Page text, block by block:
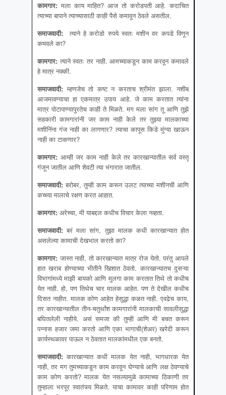
कामगार: मला काय माहित? आज तो करोडपती आहे. कदाचित
त्याच्या बापाने त्याच्यासाठी काही पैसे कमावून ठेवले असतील.
समाजवादी: त्याने हे करोडो रुपये स्वतः मशीन वर कपडे विणून
कमवले का?
कामगार: त्याने स्वतः तर नाही. आमच्याकडून काम करवून कमावले
हे मात्र नक्की.
समाजवादी: म्हणजेच तो कष्ट न करताच श्रीमंत झाला. नशीब
आजमावण्याचा हा एकमात्र उपाय आहे. जे काम करतात त्यांना
मात्र पोटापाण्यापुरतेच काही ते मिळते. मग मला सांग तू आणि तुझे
सहकारी कामगारांनी जर काम नाही केले तर तुझ्या मालकाच्या
मशीनिंना गंज नाही का लागणार? त्याचा कापूस किडे मुंग्या खाऊन
नाही का टाकणार?
कामगार: आम्ही जर काम नाही केले तर कारखान्यातील सर्व वस्तू
गंजून जातील आणि शेवटी त्या भंगारात जातील.
समाजवादी: बरोबर, तुम्ही काम करून उलट त्याच्या मशीनची आणि
कच्च्या मालाचे रक्षण करत आहात.
कामगार: अरेच्चा, मी याबद्दल कधीच विचार केला नव्हता.
समाजवादी: बरं मला सांग, तुझा मालक कधी कारखान्यात होत
असलेल्या कामाची देखभाल करतो का?
कामगार: जास्त नाही, तो कारखान्यात मात्र रोज येतो. परंतु आपले
हात खराब होण्याच्या भीतीने खिशात ठेवतो. कारखान्यातच दुसऱ्या
विभागांमध्ये माझी बायको आणि मुलगा काम करतात तिथे तो कधीच
येत नाही. हो, पण तिथेच चार मालक आहेत. पण ते देखील कधीच
दिसत नाहीत. मालक कोण आहेत हेसुद्धा कळत नाही. एवढेच काय,
तर कारखान्यातील तीन-चतुर्थांश कामगारांनी मालकाची सावलीसुद्धा
बघितलेली नाहीये. असं समजा की तुम्ही आणि मी बचत करून
पन्नास हजार जमा करतो आणि एका भागाची(शेअर) खरेदी करून
कार्यस्थळावर पाऊल न ठेवतात मालकांमधील एक बनतो.
समाजवादी: कारखान्यात कधी मालक येत नाही, भागधारक येत
नाही, तर मग तुमच्याकडून काम करवून घेण्याचे आणि लक्ष ठेवण्याचे
काम कोण करतो? मालक येत नसल्यामुळे कामाच्या ठिकाणी तर
तुम्हाला भरपूर स्वातंत्र्य मिळते. याचा कामावर काही परिणाम होत